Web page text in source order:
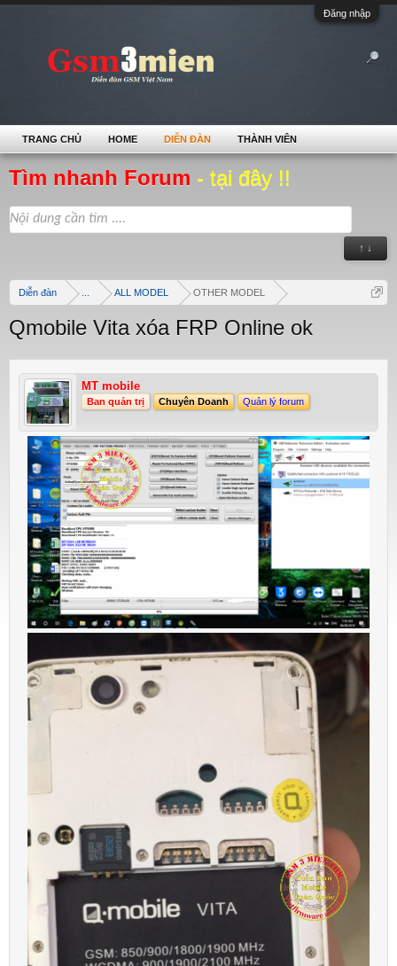
Đăng nhập
Tìm nhanh Forum - tại đây !!
↑ ↓
Diễn đàn ALL MODEL OTHER MODEL
Qmobile Vita xóa FRP Online ok
MT mobile
Ban quản trị Chuyên Doanh Quản lý forum
TRANG CHỦ HOME DIỄN ĐÀN THÀNH VIÊN